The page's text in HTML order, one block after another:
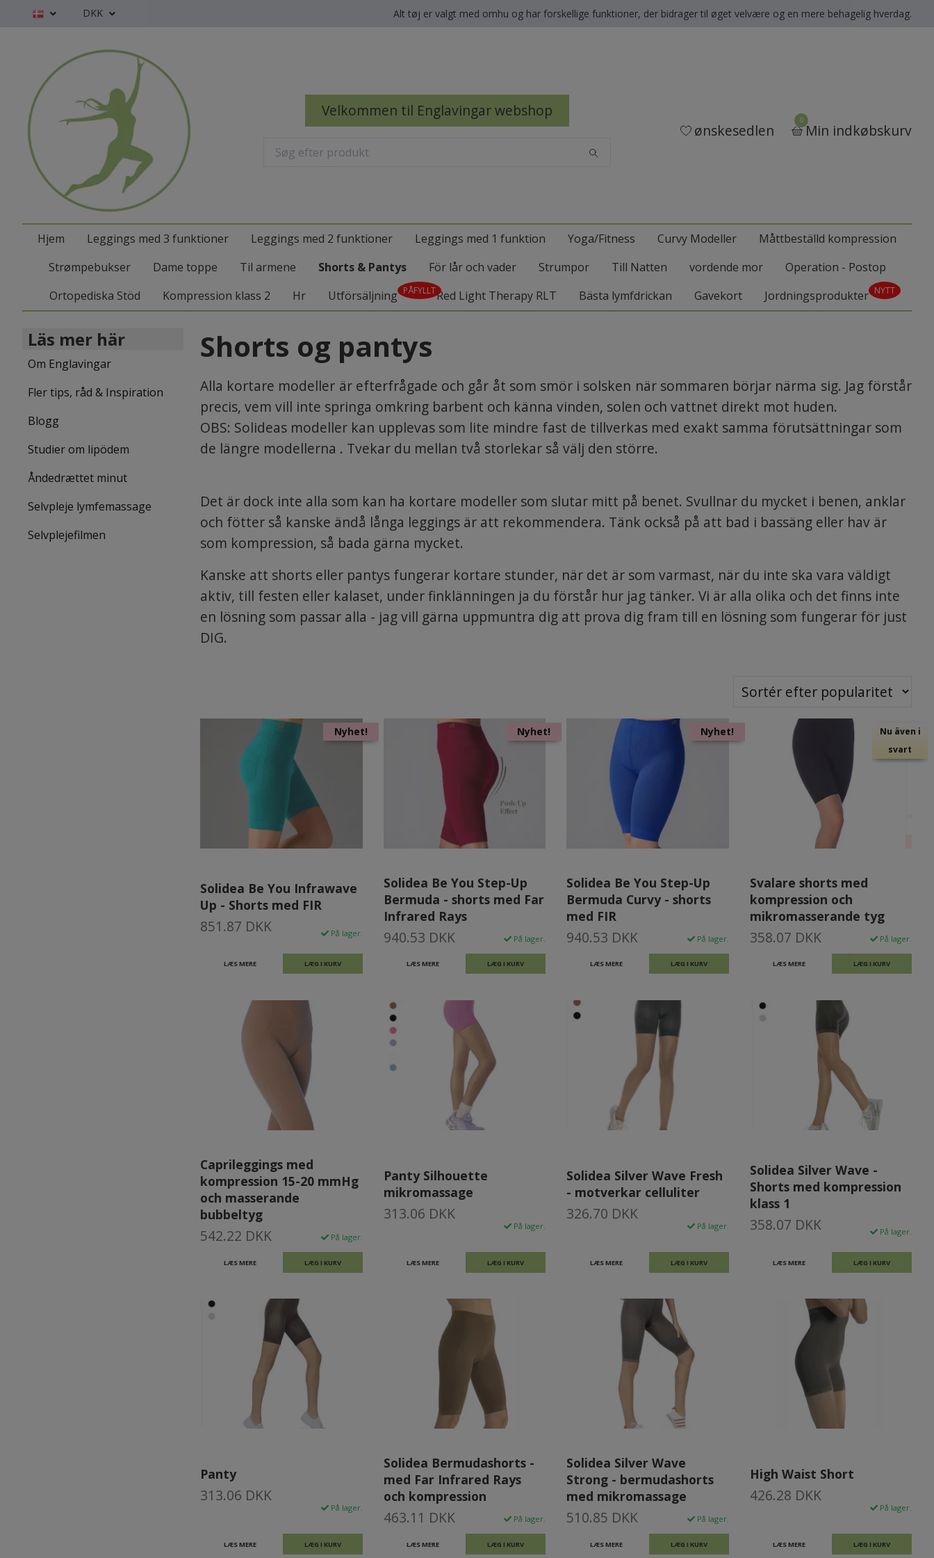
DKK Alt tøj er valgt med omhu og har forskellige funktioner, der bidrager til øget velvære og en mere behagelig hverdag.
Velkommen til Englavingar webshop
ønskesedlen
0
Min indkøbskurv
Hjem Leggings med 3 funktioner Leggings med 2 funktioner Leggings med 1 funktion Yoga/Fitness Curvy Modeller
Måttbeställd kompression
Strømpebukser
Dame toppe Til armene Shorts & Pantys För lår och vader Strumpor Till Natten vordende mor
Operation - Postop
Ortopediska Stöd
Kompression klass 2 Hr Utförsäljning PÅFYLLTRed Light Therapy RLT Bästa lymfdrickan Gavekort Jordningsprodukter NYTT
Läs mer här
Om Englavingar
Fler tips, råd & Inspiration
Blogg
Studier om lipödem
Åndedrættet minut
Selvpleje lymfemassage
Selvplejefilmen
Shorts og pantys
Alla kortare modeller är efterfrågade och går åt som smör i solsken när sommaren börjar närma sig. Jag förstår
precis, vem vill inte springa omkring barbent och känna vinden, solen och vattnet direkt mot huden.
OBS: Solideas modeller kan upplevas som lite mindre fast de tillverkas med exakt samma förutsättningar som
de längre modellerna . Tvekar du mellan två storlekar så välj den större.
Det är dock inte alla som kan ha kortare modeller som slutar mitt på benet. Svullnar du mycket i benen, anklar
och fötter så kanske ändå långa leggings är att rekommendera. Tänk också på att bad i bassäng eller hav är
som kompression, så bada gärna mycket.
Kanske att shorts eller pantys fungerar kortare stunder, när det är som varmast, när du inte ska vara väldigt
aktiv, till festen eller kalaset, under finklänningen ja du förstår hur jag tänker. Vi är alla olika och det finns inte
en lösning som passar alla - jag vill gärna uppmuntra dig att prova dig fram till en lösning som fungerar för just
DIG.
Nyhet!
Solidea Be You Infrawave
Up - Shorts med FIR
851.87 DKK På lager.
LÆS MERE LÆG I KURV
Nyhet!
Solidea Be You Step-Up
Bermuda - shorts med Far
Infrared Rays
940.53 DKK På lager.
LÆS MERE LÆG I KURV
Nyhet!
Solidea Be You Step-Up
Bermuda Curvy - shorts
med FIR
940.53 DKK På lager.
LÆS MERE LÆG I KURV
Nu även i
svart
Svalare shorts med
kompression och
mikromasserande tyg
358.07 DKK På lager.
LÆS MERE LÆG I KURV
Caprileggings med
kompression 15-20 mmHg
och masserande
bubbeltyg
542.22 DKK På lager.
LÆS MERE LÆG I KURV
Panty Silhouette
mikromassage
313.06 DKK
På lager.
LÆS MERE LÆG I KURV
Solidea Silver Wave Fresh
- motverkar celluliter
326.70 DKK
På lager.
LÆS MERE LÆG I KURV
Solidea Silver Wave -
Shorts med kompression
klass 1
358.07 DKK På lager.
LÆS MERE LÆG I KURV
Panty
313.06 DKK
På lager.
LÆS MERE LÆG I KURV
Solidea Bermudashorts -
med Far Infrared Rays
och kompression
463.11 DKK På lager.
LÆS MERE LÆG I KURV
Solidea Silver Wave
Strong - bermudashorts
med mikromassage
510.85 DKK På lager.
LÆS MERE LÆG I KURV
High Waist Short
426.28 DKK
På lager.
LÆS MERE LÆG I KURV